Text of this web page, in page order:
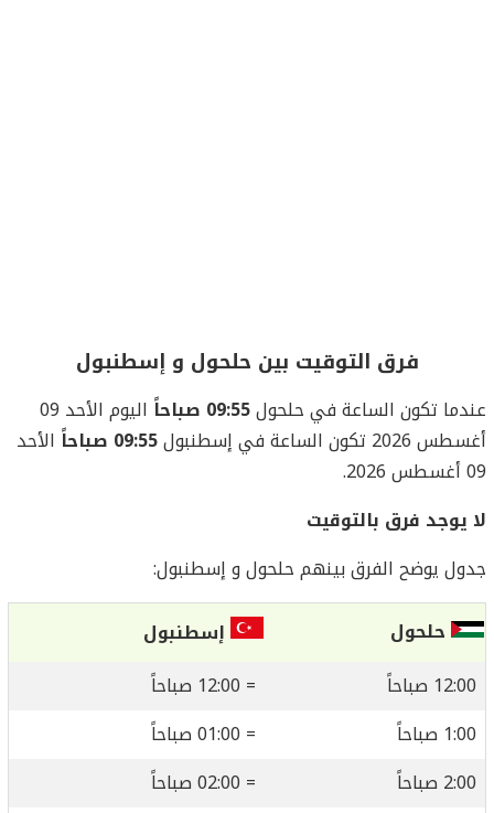
فرق التوقيت بين حلحول و إسطنبول
عندما تكون الساعة في حلحول09:55 صباحاً
اليوم الأحد 09
أغسطس 2026 تكون الساعة في إسطنبول
09:55 صباحاً
الأحد
09 أغسطس 2026.
لا يوجد فرق بالتوقيت
جدول يوضح الفرق بينهم حلحول و إسطنبول:
حلحول
إسطنبول
12:00 صباحاً
= 12:00 صباحاً
1:00 صباحاً
= 01:00 صباحاً
2:00 صباحاً
= 02:00 صباحاً